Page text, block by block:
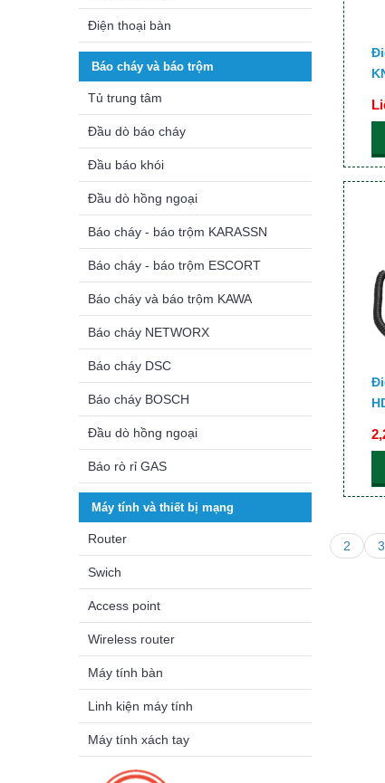
Điện thoại bàn
Báo cháy và báo trộm
Tủ trung tâm
Đầu dò báo cháy
Đầu báo khói
Đầu dò hồng ngoại
Báo cháy - báo trộm KARASSN
Báo cháy - báo trộm ESCORT
Báo cháy và báo trộm KAWA
Báo cháy NETWORX
Báo cháy DSC
Báo cháy BOSCH
Đầu dò hồng ngoại
Báo rò rỉ GAS
Máy tính và thiết bị mạng
Router
Swich
Access point
Wireless router
Máy tính bàn
Linh kiện máy tính
Máy tính xách tay
2 3